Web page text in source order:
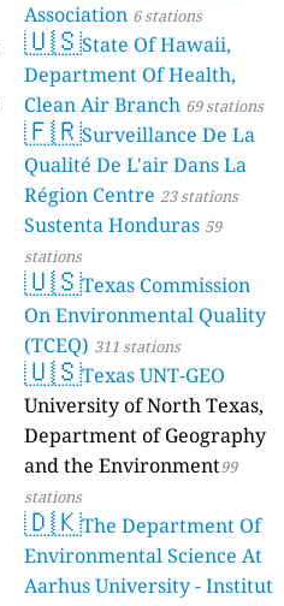
Association 6 stations
🇺🇸State Of Hawaii,
Department Of Health,
Clean Air Branch 69 stations
🇫🇷Surveillance De La
Qualité De L'air Dans La
Région Centre 23 stations
Sustenta Honduras 59
stations
🇺🇸Texas Commission
On Environmental Quality
(TCEQ) 311 stations
🇺🇸Texas UNT-GEO
University of North Texas,
Department of Geography
and the Environment99
stations
🇩🇰The Department Of
Environmental Science At
Aarhus University - Institut